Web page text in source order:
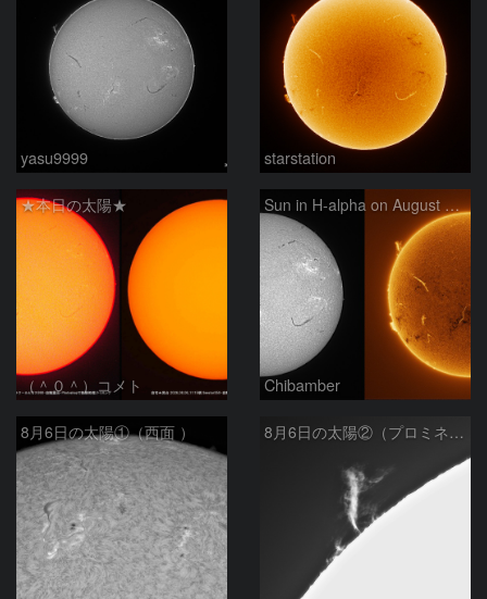
yasu9999 starstation
★本日の太陽★
（＾０＾）コメト
Sun in H-alpha on August 6, 2026
Chibamber
8月6日の太陽①（西面 ） 8月6日の太陽②（プロミネン北東縁 ）